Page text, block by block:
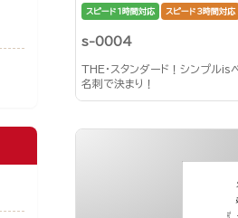
スピード1時間対応 スピード3時間対応
s-0004
THE・スタンダード！シンプルis
名刺で決まり！